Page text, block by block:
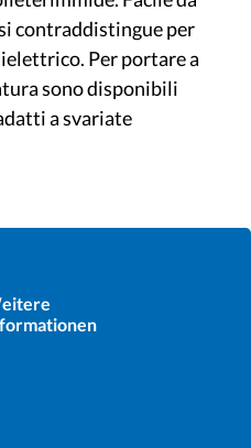
contraddistingue per
Per portare a
sono disponibili
a svariate